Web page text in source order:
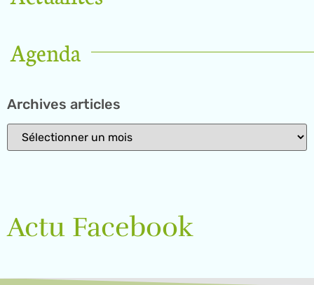
Agenda
Archives articles
Actu Facebook